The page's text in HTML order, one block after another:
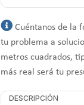
Cuéntanos de la
tu problema a
metros cuadrados,
más real será tu
DESCRIPCIÓN